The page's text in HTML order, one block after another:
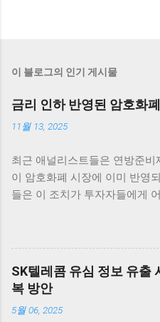
이 블로그의 인기 게시물
금리 인하 반영된 암호화
11월 13, 2025
최근 애널리스트들은 연방준
이 암호화폐 시장에 이미 반영
들은 이 조치가 투자자들에게
이 여전히 불확실하다고 전하
시장의 반응 암호화폐 시장은
습니다. 최근 연방준비제도
주요 암호화폐의 가격이 즉각
다. 이러한 상승세는 애널리스
이 되어 있었던 것으로 해석되
SK텔레콤 유심 정보 유출
복 방안
5월 06, 2025